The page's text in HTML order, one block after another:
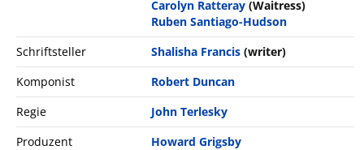
Carolyn Ratteray (Waitress)
Ruben Santiago-Hudson
Schriftsteller
Shalisha Francis (writer)
Komponist
Robert Duncan
Regie
John Terlesky
Produzent
Howard Grigsby